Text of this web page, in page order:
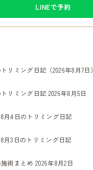
LINEで予約
リミング日記（2026年8月7日）
リミング日記 2026年8月5日
8月4日のトリミング日記
月3日のトリミング日記
術まとめ 2026年8月2日